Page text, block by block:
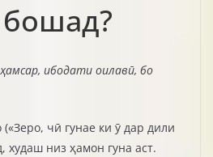
ибодати оилавӣ, бо
чӣ гунае ки ӯ дар дили
худаш низ ҳамон гуна аст.